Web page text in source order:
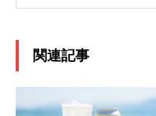
関連記事